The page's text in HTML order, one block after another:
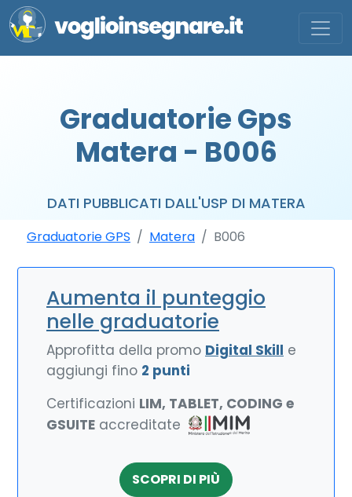
Graduatorie Gps
Matera - B006
DATI PUBBLICATI DALL'USP DI MATERA
Graduatorie GPS Matera B006
Aumenta il punteggio
nelle graduatorie
Approfitta della promo Digital Skill e
aggiungi fino 2 punti
Certificazioni LIM, TABLET, CODING e
GSUITE accreditate
SCOPRI DI PIÙ